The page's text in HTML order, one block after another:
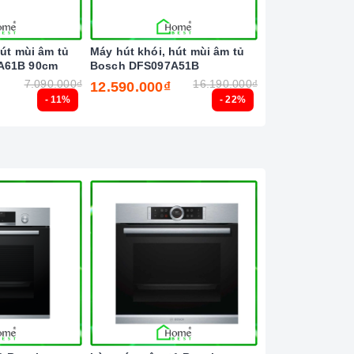
- 11%
mùi âm tủ
90cm
7.090.000₫
- 22%
Máy hút khói, hút mùi âm tủ
Bosch DFS097A51B
12.590.000₫ 16.190.000₫